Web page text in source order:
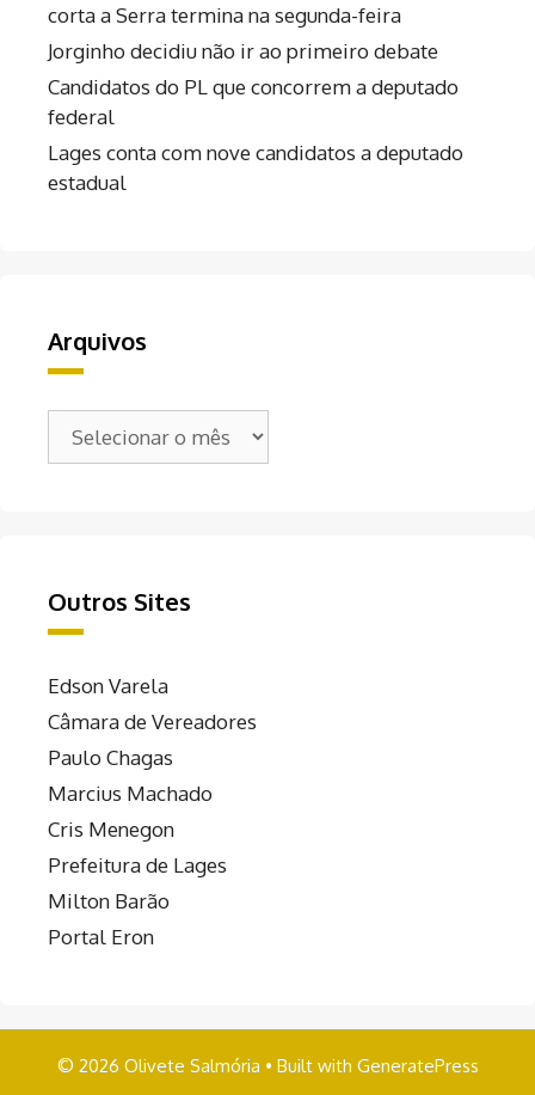
corta a Serra termina na segunda-feira
Jorginho decidiu não ir ao primeiro debate
Candidatos do PL que concorrem a deputado
federal
Lages conta com nove candidatos a deputado
estadual
Arquivos
Arquivos
Outros Sites
Edson Varela
Câmara de Vereadores
Paulo Chagas
Marcius Machado
Cris Menegon
Prefeitura de Lages
Milton Barão
Portal Eron
© 2026 Olivete Salmória • Built with GeneratePress